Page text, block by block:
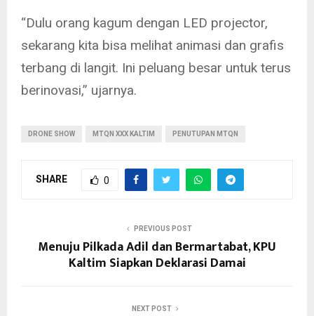
“Dulu orang kagum dengan LED projector,
sekarang kita bisa melihat animasi dan grafis
terbang di langit. Ini peluang besar untuk terus
berinovasi,” ujarnya.
DRONE SHOW MTQN XXX KALTIM PENUTUPAN MTQN
SHARE 0
PREVIOUS POST
Menuju Pilkada Adil dan Bermartabat, KPU
Kaltim Siapkan Deklarasi Damai
NEXT POST